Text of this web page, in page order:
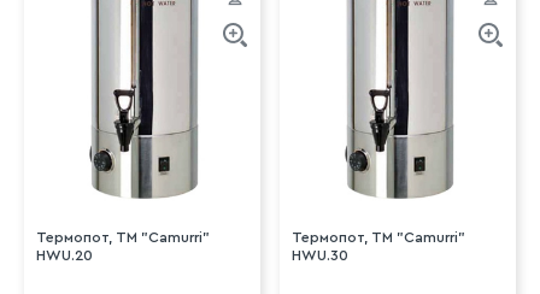
Термопот, TM "Camurri"
HWU.20
Термопот, TM "Camurri"
HWU.30